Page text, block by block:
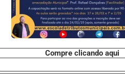
Compre clicando aqui